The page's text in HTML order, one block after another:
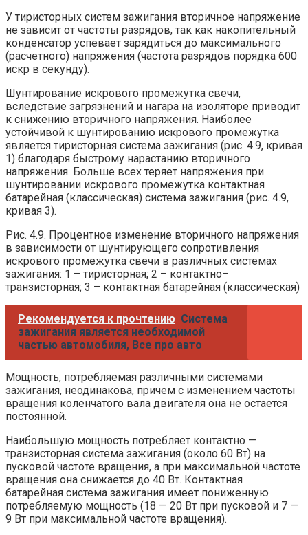
У тиристорных систем зажигания вторичное напряжение
не зависит от частоты разрядов, так как накопительный
конденсатор успевает зарядиться до максимального
(расчетного) напряжения (частота разрядов порядка 600
искр в секунду).
Шунтирование искрового промежутка свечи,
вследствие загрязнений и нагара на изоляторе приводит
к снижению вторичного напряжения. Наиболее
устойчивой к шунтированию искрового промежутка
является тиристорная система зажигания (рис. 4.9, кривая
1) благодаря быстрому нарастанию вторичного
напряжения. Больше всех теряет напряжения при
шунтировании искрового промежутка контактная
батарейная (классическая) система зажигания (рис. 4.9,
кривая 3).
Рис. 4.9. Процентное изменение вторичного напряжения
в зависимости от шунтирующего сопротивления
искрового промежутка свечи в различных системах
зажигания: 1 – тиристорная; 2 – контактно–
транзисторная; 3 – контактная батарейная (классическая)
Рекомендуется к прочтению Система
зажигания является необходимой
частью автомобиля, Все про авто
Мощность, потребляемая различными системами
зажигания, неодинакова, причем с изменением частоты
вращения коленчатого вала двигателя она не остается
постоянной.
Наибольшую мощность потребляет контактно —
транзисторная система зажигания (около 60 Вт) на
пусковой частоте вращения, а при максимальной частоте
вращения она снижается до 40 Вт. Контактная
батарейная система зажигания имеет пониженную
потребляемую мощность (18 — 20 Вт при пусковой и 7 —
9 Вт при максимальной частоте вращения).